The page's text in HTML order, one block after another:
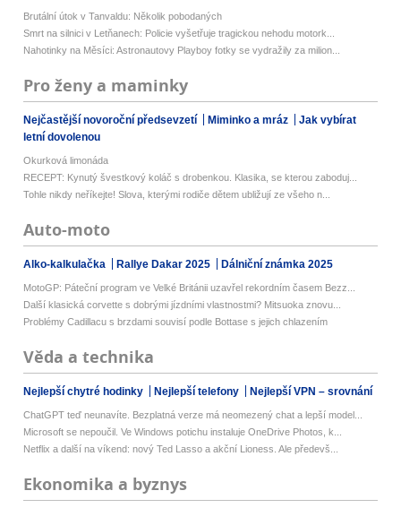
Brutální útok v Tanvaldu: Několik pobodaných
Smrt na silnici v Letňanech: Policie vyšetřuje tragickou nehodu motork...
Nahotinky na Měsíci: Astronautovy Playboy fotky se vydražily za milion...
Pro ženy a maminky
Nejčastější novoroční předsevzetí Miminko a mráz
Jak vybírat
letní dovolenou
Okurková limonáda
RECEPT: Kynutý švestkový koláč s drobenkou. Klasika, se kterou zaboduj...
Tohle nikdy neříkejte! Slova, kterými rodiče dětem ubližují ze všeho n...
Auto-moto
Alko-kalkulačka Rallye Dakar 2025 Dálniční známka 2025
MotoGP: Páteční program ve Velké Británii uzavřel rekordním časem Bezz...
Další klasická corvette s dobrými jízdními vlastnostmi? Mitsuoka znovu...
Problémy Cadillacu s brzdami souvisí podle Bottase s jejich chlazením
Věda a technika
Nejlepší chytré hodinky Nejlepší telefony Nejlepší VPN – srovnání
ChatGPT teď neunavíte. Bezplatná verze má neomezený chat a lepší model...
Microsoft se nepoučil. Ve Windows potichu instaluje OneDrive Photos, k...
Netflix a další na víkend: nový Ted Lasso a akční Lioness. Ale předevš...
Ekonomika a byznys